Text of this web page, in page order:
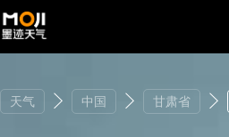
天气 中国 甘肃省